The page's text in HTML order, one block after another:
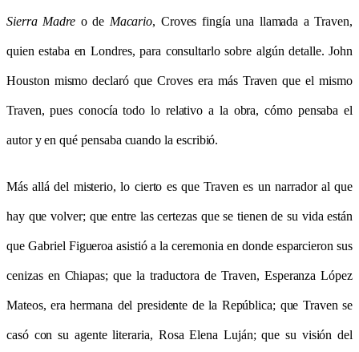
Sierra Madreo de Macario, Croves fingía una llamada a Traven,
quien estaba en Londres, para consultarlo sobre algún detalle. John
Houston mismo declaró que Croves era más Traven que el mismo
Traven, pues conocía todo lo relativo a la obra, cómo pensaba el
autor y en qué pensaba cuando la escribió.
Más allá del misterio, lo cierto es que Traven es un narrador al que
hay que volver; que entre las certezas que se tienen de su vida están
que Gabriel Figueroa asistió a la ceremonia en donde esparcieron sus
cenizas en Chiapas; que la traductora de Traven, Esperanza López
Mateos, era hermana del presidente de la República; que Traven se
casó con su agente literaria, Rosa Elena Luján; que su visión del